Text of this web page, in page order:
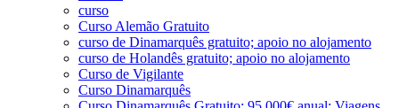
curso
Curso Alemão Gratuito
curso de Dinamarquês gratuito; apoio no alojamento
curso de Holandês gratuito; apoio no alojamento
Curso de Vigilante
Curso Dinamarquês